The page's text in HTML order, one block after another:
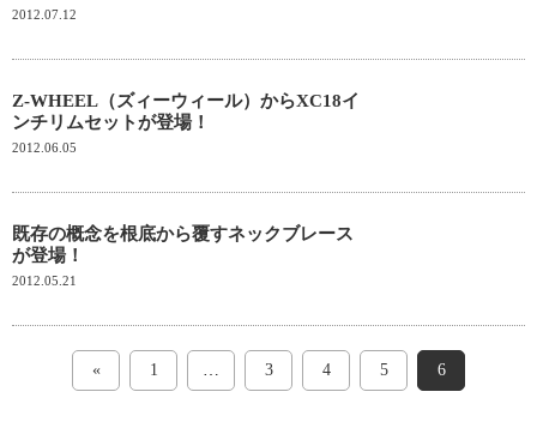
2012.07.12
Z-WHEEL（ズィーウィール）からXC18イ
ンチリムセットが登場！
2012.06.05
既存の概念を根底から覆すネックブレース
が登場！
2012.05.21
« 1 … 3 4 5 6